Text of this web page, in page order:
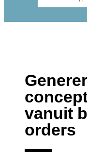
vanuit
orders